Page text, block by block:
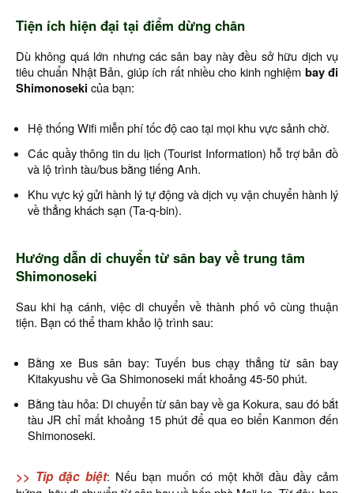
Tiện ích hiện đại tại điểm dừng chân
Dù không quá lớn nhưng các sân bay này đều sở hữu dịch vụ
tiêu chuẩn Nhật Bản, giúp ích rất nhiều cho kinh nghiệm bay đi
Shimonoseki của bạn:
Hệ thống Wifi miễn phí tốc độ cao tại mọi khu vực sảnh chờ.
Các quầy thông tin du lịch (Tourist Information) hỗ trợ bản đồ
và lộ trình tàu/bus bằng tiếng Anh.
Khu vực ký gửi hành lý tự động và dịch vụ vận chuyển hành lý
về thẳng khách sạn (Ta-q-bin).
Hướng dẫn di chuyển từ sân bay về trung tâm
Shimonoseki
Sau khi hạ cánh, việc di chuyển về thành phố vô cùng thuận
tiện. Bạn có thể tham khảo lộ trình sau:
Bằng xe Bus sân bay: Tuyến bus chạy thẳng từ sân bay
Kitakyushu về Ga Shimonoseki mất khoảng 45-50 phút.
Bằng tàu hỏa: Di chuyển từ sân bay về ga Kokura, sau đó bắt
tàu JR chỉ mất khoảng 15 phút để qua eo biển Kanmon đến
Shimonoseki.
>> Tip đặc biệt: Nếu bạn muốn có một khởi đầu đầy cảm